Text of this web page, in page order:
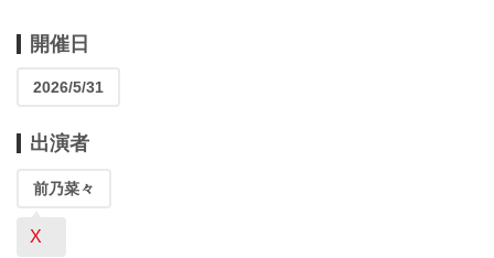
開催日
2026/5/31
出演者
前乃菜々
X